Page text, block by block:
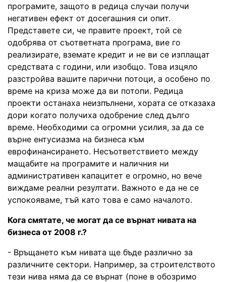
програмите, защото в редица случаи получи
негативен ефект от досегашния си опит.
Представете си, че правите проект, той се
одобрява от съответната програма, вие го
реализирате, вземате кредит и не ви се изплащат
средствата с години, или изобщо. Това изцяло
разстройва вашите парични потоци, а особено по
време на криза може да ви потопи. Редица
проекти останаха неизпълнени, хората се отказаха
дори когато получиха одобрение след дълго
време. Необходими са огромни усилия, за да се
върне ентусиазма на бизнеса към
еврофинансирането. Несъответствието между
мащабите на програмите и наличния ни
административен капацитет е огромно, но вече
виждаме реални резултати. Важното е да не се
успокояваме, тъй като това е само началото.
Кога смятате, че могат да се върнат нивата на
бизнеса от 2008 г.?
- Връщането към нивата ще бъде различно за
различните сектори. Например, за строителството
тези нива няма да се върнат (поне в обозримо